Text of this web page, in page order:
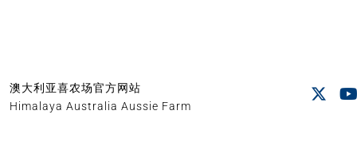
澳大利亚喜农场官方网站
Himalaya Australia Aussie Farm